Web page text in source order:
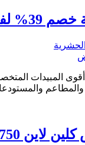
لاين موزع معتمد
أقوى المبيدات
والمطاعم
لدي وجاء للمبيدات الحشرية